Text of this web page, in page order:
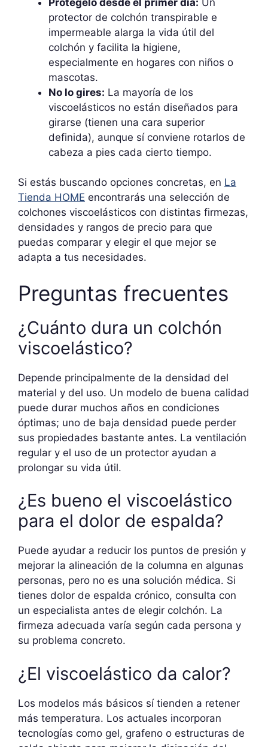
protector de colchón transpirable e
impermeable alarga la vida útil del
colchón y facilita la higiene,
especialmente en hogares con niños o
mascotas.
No lo gires: La mayoría de los
viscoelásticos no están diseñados para
girarse (tienen una cara superior
definida), aunque sí conviene rotarlos de
cabeza a pies cada cierto tiempo.
Si estás buscando opciones concretas, en La
Tienda HOME encontrarás una selección de
colchones viscoelásticos con distintas firmezas,
densidades y rangos de precio para que
puedas comparar y elegir el que mejor se
adapta a tus necesidades.
Preguntas frecuentes
¿Cuánto dura un colchón
viscoelástico?
Depende principalmente de la densidad del
material y del uso. Un modelo de buena calidad
puede durar muchos años en condiciones
óptimas; uno de baja densidad puede perder
sus propiedades bastante antes. La ventilación
regular y el uso de un protector ayudan a
prolongar su vida útil.
¿Es bueno el viscoelástico
para el dolor de espalda?
Puede ayudar a reducir los puntos de presión y
mejorar la alineación de la columna en algunas
personas, pero no es una solución médica. Si
tienes dolor de espalda crónico, consulta con
un especialista antes de elegir colchón. La
firmeza adecuada varía según cada persona y
su problema concreto.
¿El viscoelástico da calor?
Los modelos más básicos sí tienden a retener
más temperatura. Los actuales incorporan
tecnologías como gel, grafeno o estructuras de